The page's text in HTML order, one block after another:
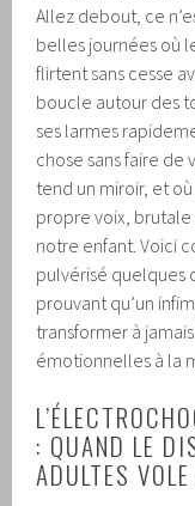
Allez debout, ce
belles journées où
flirtent sans cesse
boucle autour des
ses larmes
chose sans faire de
tend un miroir, et
propre voix,
notre enfant. Voici
pulvérisé quelques
prouvant qu’un
transformer à
émotionnelles à la
: QUAND LE
ADULTES